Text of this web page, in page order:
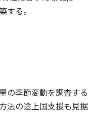
する。
の季節変動を調査する
法の途上国支援も見据